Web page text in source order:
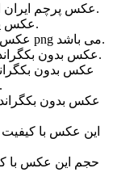
عکس پرچم ایران این پست به صورت ترانسپارنت می باشد.
عکس پرچم ایران به صورت بدون بکگراند است.
عکس ترانسپارنت و بدون پرچم ایران با فرمت png می باشد.
عکس بدون بکگراند پرچم ایران با کیفیت بسیار بالا می باشد.
عکس بدون
در انواع نرم افزارهای گرافیکی می باشد.
این عکس با کیفیت